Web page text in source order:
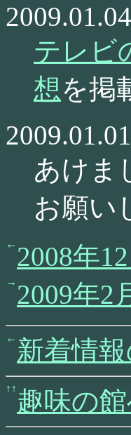
2009.01.04
テレビ
想を掲
2009.01.01
あけま
お願い
2008年
2009年2
新着情
趣味の